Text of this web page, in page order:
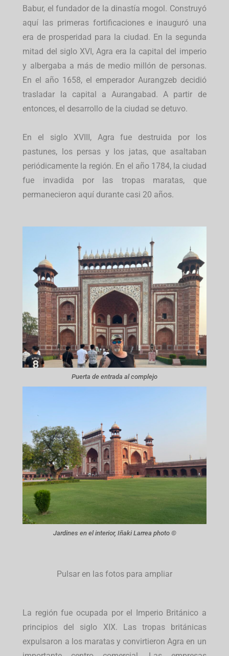
Babur, el fundador de la dinastía mogol. Construyó
aquí las primeras fortificaciones e inauguró una
era de prosperidad para la ciudad. En la segunda
mitad del siglo XVI, Agra era la capital del imperio
y albergaba a más de medio millón de personas.
En el año 1658, el emperador Aurangzeb decidió
trasladar la capital a Aurangabad. A partir de
entonces, el desarrollo de la ciudad se detuvo.
En el siglo XVIII, Agra fue destruida por los
pastunes, los persas y los jatas, que asaltaban
periódicamente la región. En el año 1784, la ciudad
fue invadida por las tropas maratas, que
permanecieron aquí durante casi 20 años.
Puerta de entrada al complejo
Jardines en el interior, Iñaki Larrea photo ©
Pulsar en las fotos para ampliar
La región fue ocupada por el Imperio Británico a
principios del siglo XIX. Las tropas británicas
expulsaron a los maratas y convirtieron Agra en un